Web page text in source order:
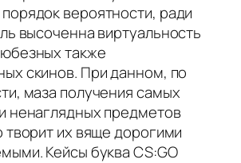
вероятности, ради
высоченна виртуальность
также
скинов. При данном, по
маза получения самых
ненаглядных предметов
творит их вяще дорогими
Кейсы буква CS:GO